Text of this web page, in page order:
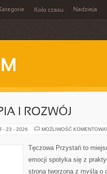
Kategorie Koło czasu Nadzieja
I ROZWÓJ
- 23 - 2026 MOŻLIWOŚĆ
Tęczowa Przystań to
emocji spotyka się z
strona tworzona z myślą o